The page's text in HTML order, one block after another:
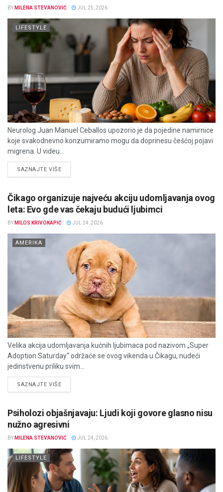
BY MILENA STEVANOVIĆ JUL 25, 2026
LIFESTYLE
Neurolog Juan Manuel Ceballos upozorio je da pojedine namirnice
koje svakodnevno konzumiramo mogu da doprinesu češćoj pojavi
migrena. U videu...
SAZNAJTE VIŠEDETAILS
Čikago organizuje najveću akciju udomljavanja ovog
leta: Evo gde vas čekaju budući ljubimci
BY MILOS KRIVOKAPIĆ JUL 24, 2026
AMERIKA
Velika akcija udomljavanja kućnih ljubimaca pod nazivom „Super
Adoption Saturday“ održaće se ovog vikenda u Čikagu, nudeći
jedinstvenu priliku svim...
SAZNAJTE VIŠEDETAILS
Psiholozi objašnjavaju: Ljudi koji govore glasno nisu
nužno agresivni
BY MILENA STEVANOVIĆ JUL 24, 2026
LIFESTYLE